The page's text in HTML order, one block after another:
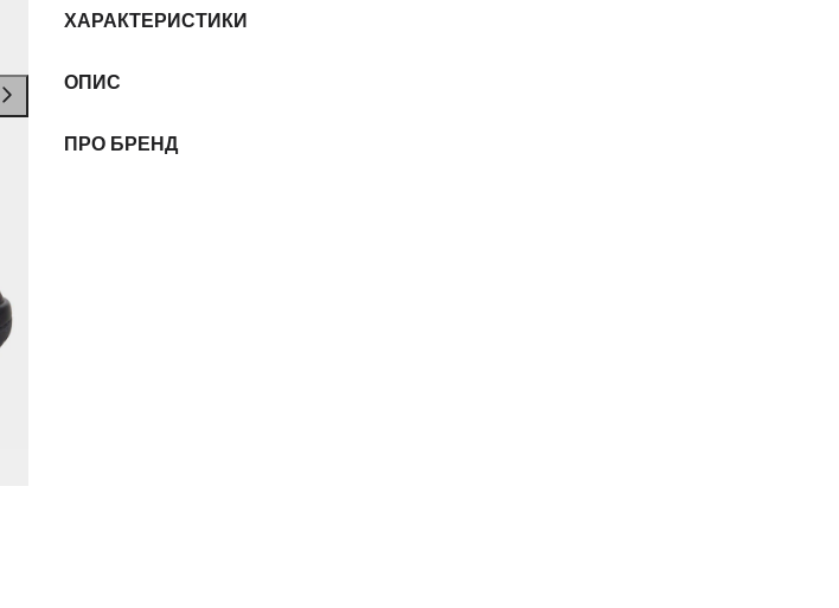
ХАРАКТЕРИСТИКИ
ОПИС
ПРО БРЕНД